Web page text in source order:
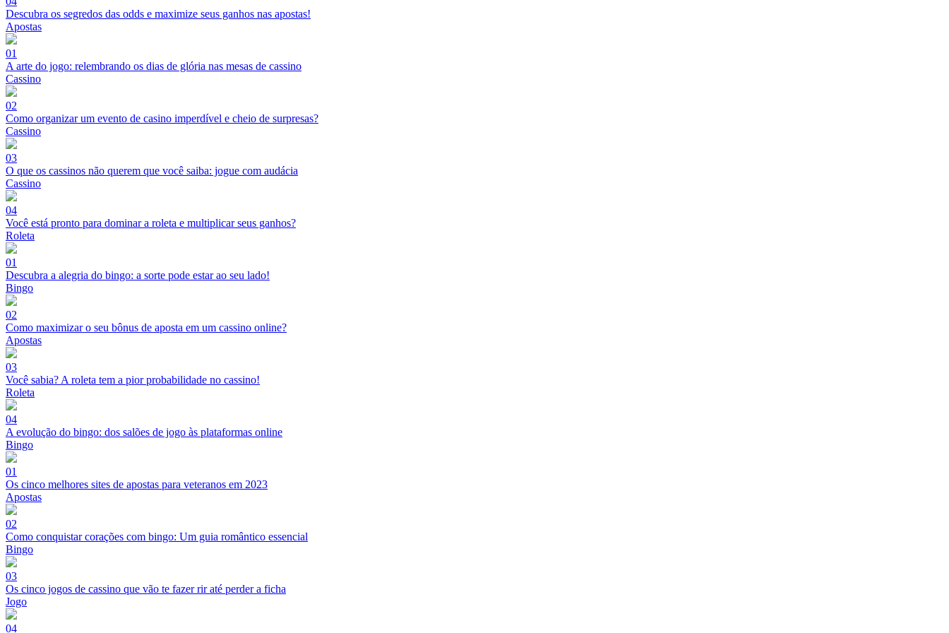
Descubra os segredos das odds e maximize seus ganhos nas apostas!
Apostas
01
A arte do jogo: relembrando os dias de glória nas mesas de cassino
Cassino
02
Como organizar um evento de casino imperdível e cheio de surpresas?
Cassino
03
O que os cassinos não querem que você saiba: jogue com audácia
Cassino
04
Você está pronto para dominar a roleta e multiplicar seus ganhos?
Roleta
01
Descubra a alegria do bingo: a sorte pode estar ao seu lado!
Bingo
02
Como maximizar o seu bônus de aposta em um cassino online?
Apostas
03
Você sabia? A roleta tem a pior probabilidade no cassino!
Roleta
04
A evolução do bingo: dos salões de jogo às plataformas online
Bingo
01
Os cinco melhores sites de apostas para veteranos em 2023
Apostas
02
Como conquistar corações com bingo: Um guia romântico essencial
Bingo
03
Os cinco jogos de cassino que vão te fazer rir até perder a ficha
Jogo
04